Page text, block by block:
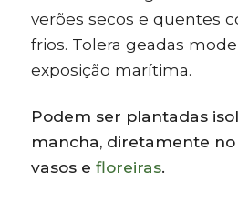
verões secos e quentes
frios. Tolera geadas
exposição marítima.
Podem ser plantadas
mancha, diretamente no
vasos efloreiras.